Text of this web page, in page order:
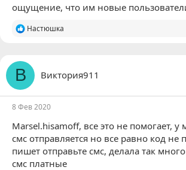
ощущение, что им новые
Р
ц
и
:
Настюшка
В Виктория911
8 Фев 2020
Marsel.hisamoff, все это не помогает, у
смс отправляется но все равно код не
пишет отправьте смс, делала так
смс платные